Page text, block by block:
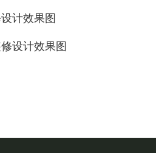
计效果图
设计效果图